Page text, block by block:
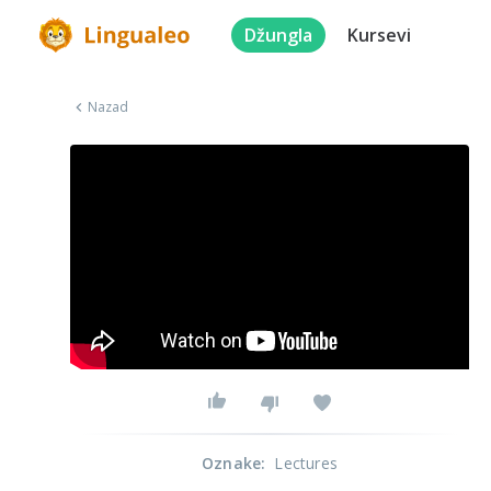
Džungla Kursevi
Nazad
Oznake: Lectures